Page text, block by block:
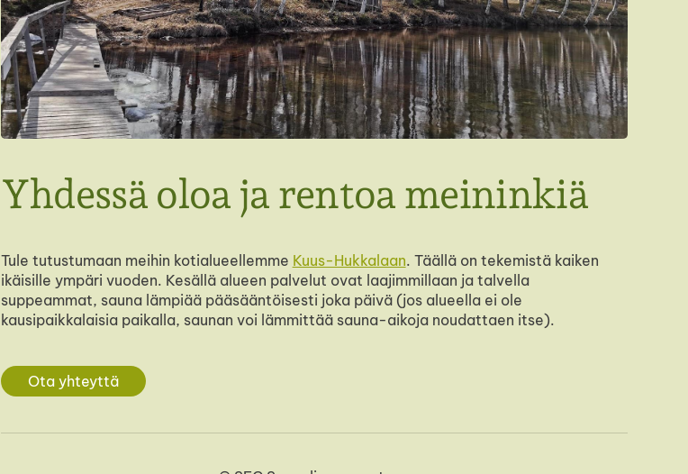
Yhdessä oloa ja rentoa meininkiä
Tule tutustumaan meihin kotialueellemme Kuus-Hukkalaan. Täällä on tekemistä kaiken
ikäisille ympäri vuoden. Kesällä alueen palvelut ovat laajimmillaan ja talvella
suppeammat, sauna lämpiää pääsääntöisesti joka päivä (jos alueella ei ole
kausipaikkalaisia paikalla, saunan voi lämmittää sauna-aikoja noudattaen itse).
Ota yhteyttä